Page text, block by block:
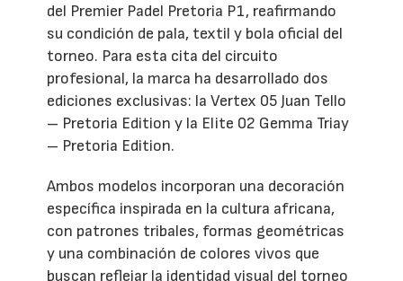
del Premier Padel Pretoria P1, reafirmando
su condición de pala, textil y bola oficial del
torneo. Para esta cita del circuito
profesional, la marca ha desarrollado dos
ediciones exclusivas: la Vertex 05 Juan Tello
– Pretoria Edition y la Elite 02 Gemma Triay
– Pretoria Edition.
Ambos modelos incorporan una decoración
específica inspirada en la cultura africana,
con patrones tribales, formas geométricas
y una combinación de colores vivos que
buscan reflejar la identidad visual del torneo